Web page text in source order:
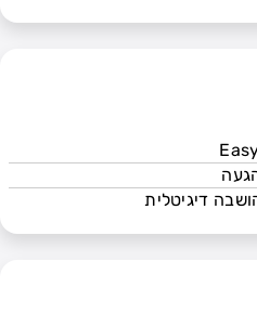
פרטיות
פרטיות
דיגיטלית